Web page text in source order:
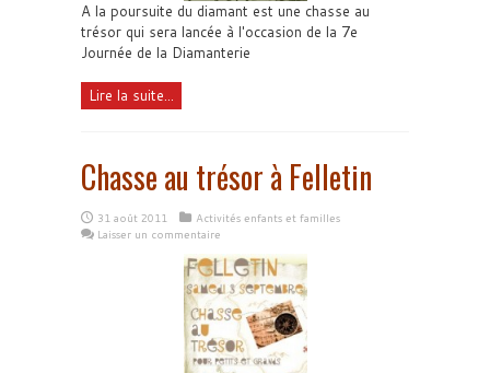
A la poursuite du diamant est une chasse au
trésor qui sera lancée à l'occasion de la 7e
Journée de la Diamanterie
Lire la suite...
Chasse au trésor à Felletin
31 août 2011
Activités enfants et familles
Laisser un commentaire